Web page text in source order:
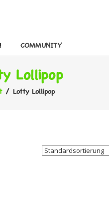
COMMUNITY
Lollipop
/ Lotty Lollipop